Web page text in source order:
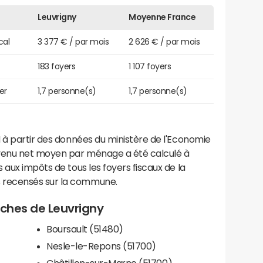
Leuvrigny Moyenne France
3 377 € / par mois 2 626 € / par mois
183 foyers 1 107 foyers
1,7 personne(s) 1,7 personne(s)
partir des données du ministère de l'Economie
net moyen par ménage a été calculé à
impôts de tous les foyers fiscaux de la
sur la commune.
de Leuvrigny
Boursault (51480)
Nesle-le-Repons (51700)